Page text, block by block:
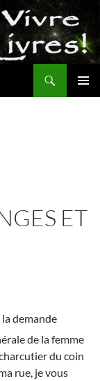
ET
la demande
de la femme
du coin
rue, je vous